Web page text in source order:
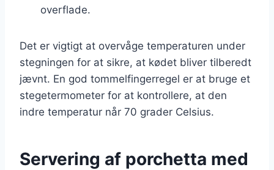
overflade.
Det er vigtigt at overvåge temperaturen under
stegningen for at sikre, at kødet bliver tilberedt
jævnt. En god tommelfingerregel er at bruge et
stegetermometer for at kontrollere, at den
indre temperatur når 70 grader Celsius.
Servering af porchetta med